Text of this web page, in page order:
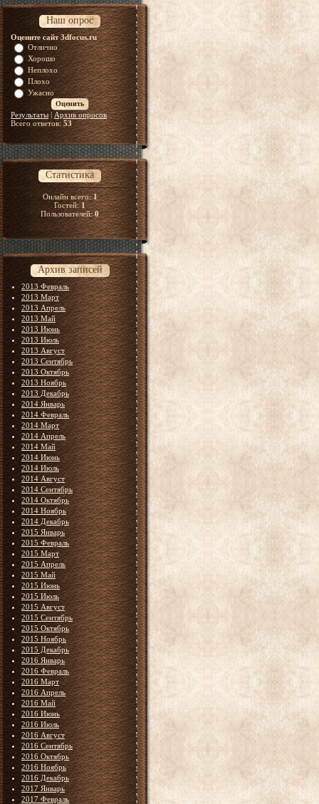
Наш опрос
Оцените сайт 3dfocus.ru
Отлично
Хорошо
Неплохо
Плохо
Ужасно
Результаты| Архив опросов
Всего ответов:53
Статистика
Онлайн всего:1
Гостей:1
Пользователей:0
Архив записей
2013 Февраль
2013 Март
2013 Апрель
2013 Май
2013 Июнь
2013 Июль
2013 Август
2013 Сентябрь
2013 Октябрь
2013 Ноябрь
2013 Декабрь
2014 Январь
2014 Февраль
2014 Март
2014 Апрель
2014 Май
2014 Июнь
2014 Июль
2014 Август
2014 Сентябрь
2014 Октябрь
2014 Ноябрь
2014 Декабрь
2015 Январь
2015 Февраль
2015 Март
2015 Апрель
2015 Май
2015 Июнь
2015 Июль
2015 Август
2015 Сентябрь
2015 Октябрь
2015 Ноябрь
2015 Декабрь
2016 Январь
2016 Февраль
2016 Март
2016 Апрель
2016 Май
2016 Июнь
2016 Июль
2016 Август
2016 Сентябрь
2016 Октябрь
2016 Ноябрь
2016 Декабрь
2017 Январь
2017 Февраль